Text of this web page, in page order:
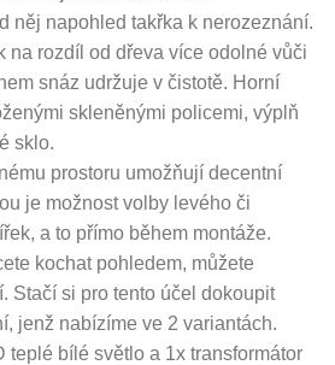
něj napohled takřka k nerozeznání.
na rozdíl od dřeva více odolné vůči
snáz udržuje v čistotě. Horní
skleněnými policemi, výplň
sklo.
prostoru umožňují decentní
je možnost volby levého či
a to přímo během montáže.
kochat pohledem, můžete
Stačí si pro tento účel dokoupit
jenž nabízíme ve 2 variantách.
teplé bílé světlo a 1x transformátor